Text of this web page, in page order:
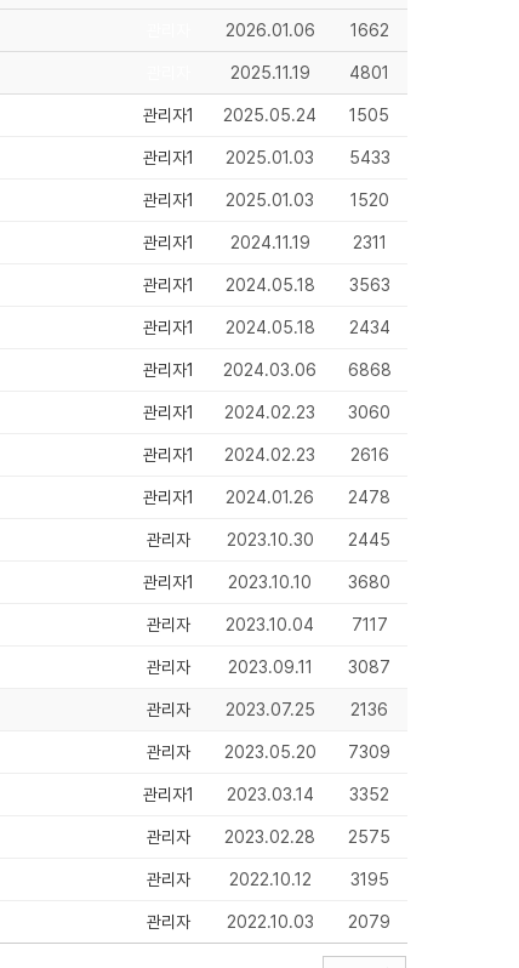
2026.01.06 1662
2025.11.19 4801
관리자1 2025.05.24 1505
관리자1 2025.01.03 5433
관리자1 2025.01.03 1520
관리자1 2024.11.19 2311
관리자1 2024.05.18 3563
관리자1 2024.05.18 2434
관리자1 2024.03.06 6868
관리자1 2024.02.23 3060
관리자1 2024.02.23 2616
관리자1 2024.01.26 2478
관리자 2023.10.30 2445
관리자1 2023.10.10 3680
관리자 2023.10.04 7117
관리자 2023.09.11 3087
관리자 2023.07.25 2136
관리자 2023.05.20 7309
관리자1 2023.03.14 3352
관리자 2023.02.28 2575
관리자 2022.10.12 3195
관리자 2022.10.03 2079